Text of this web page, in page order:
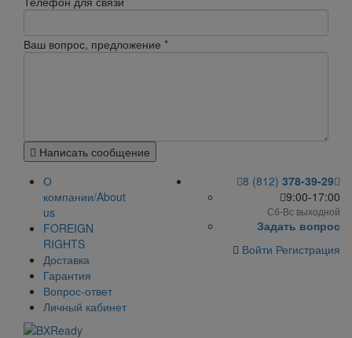
Ваш вопрос, предложение *
Написать сообщение
О
компании/About
us
FOREIGN
RIGHTS
Доставка
Гарантия
Вопрос-ответ
Личный кабинет
8 (812) 378-39-29
9:00-17:00
Сб-Вс выходной
Задать вопрос
Войти Регистрация